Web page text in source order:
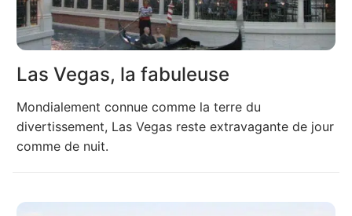
Las Vegas, la fabuleuse
Mondialement connue comme la terre du
divertissement, Las Vegas reste extravagante de jour
comme de nuit.